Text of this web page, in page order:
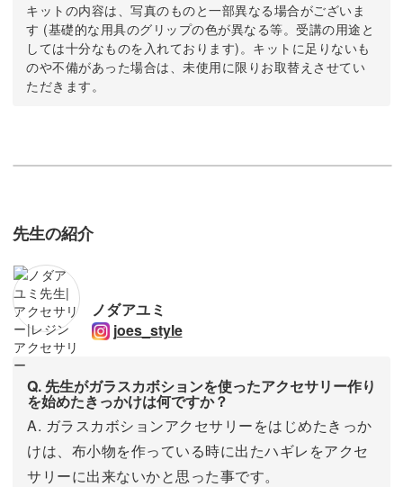
キットの内容は、写真のものと一部異なる場合がございま
す (基礎的な用具のグリップの色が異なる等。受講の用途と
しては十分なものを入れております)。キットに足りないも
のや不備があった場合は、未使用に限りお取替えさせてい
ただきます。
先生の紹介
ノダアユミ
joes_style
Q. 先生がガラスカボションを使ったアクセサリー作り
を始めたきっかけは何ですか？
A. ガラスカボションアクセサリーをはじめたきっか
けは、布小物を作っている時に出たハギレをアクセ
サリーに出来ないかと思った事です。